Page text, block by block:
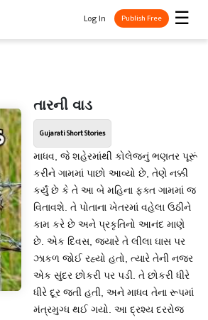
☰
Log In Publish Free
તારની વાડ
Gujarati Short Stories
માધવ, જે શહેરમાંથી કોલેજનું ભણતર પૂરૂં
કરીને ગામમાં પાછો આવ્યો છે, તેણે નક્કી
કર્યું છે કે તે આ બે મહિના ફક્ત ગામમાં જ
વિતાવશે. તે પોતાના ખેતરમાં વહેલા ઉઠીને
કામ કરે છે અને પ્રકૃતિનો આનંદ માણે
છે. એક દિવસ, જ્યારે તે લીલા ઘાસ પર
ઝાકળ જોઈ રહ્યો હતો, ત્યારે તેની નજર
એક સુંદર છોકરી પર પડી. તે છોકરી ધીરે
ધીરે દૂર જતી હતી, અને માધવ તેના રૂપમાં
મંત્રમુગ્ધ થઈ ગયો. આ દ્રશ્ય દરરોજ